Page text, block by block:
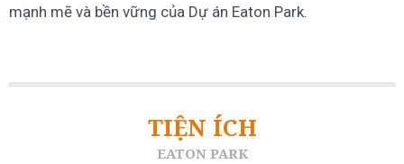
mạnh mẽ và bền vững của Dự án Eaton Park.
TIỆN ÍCH
EATON PARK